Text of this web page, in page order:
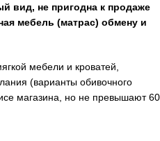
вид, не пригодна к продаже
мебель (матрас) обмену и
мебели и кроватей,
(варианты обивочного
магазина, но не превышают 60